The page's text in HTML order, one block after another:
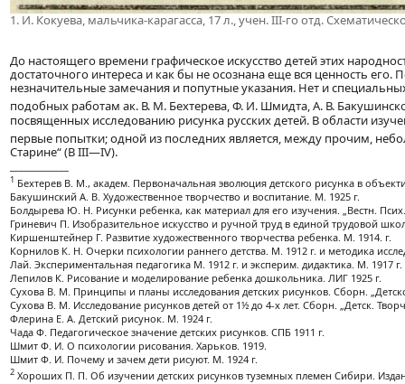
1. И. Кокуева, мальчика-карагасса, 17 л., учен. III-го отд.
До настоящего времени графическое искусство детей этих
достаточного интереса и как бы не осознана еще вся ценность его.
незначительные замечания и попутные указания. Нет и
подобных работам ак. В. М. Бехтерева, Ф. И. Шмидта, А. В.
посвященных исследованию рисунка русских детей. В области
первые попытки; одной из последних является, между прочим,
Старине“ (В III—IV).
1 Бехтерев В. М., академ. Первоначальная эволюция детского рисунка в
Бакушинский А. В. Художественное творчество и воспитание. М. 1925 г.
Болдырева Ю. Н. Рисунки ребенка, как материал для его изучения. „Вестн.
Гриневич П. Изобразительное искусство и ручной труд в единой трудовой
Киршенштейнер Г. Развитие художественного творчества ребенка. М. 1914. г.
Корнилов К. Н. Очерки психологии раннего детства. М. 1912 г. и методика
Лай. Экспериментальная педагогика М. 1912 г. и эксперим. дидактика. М. 1917 г.
Лепилов К. Рисование и моделирование ребенка дошкольника. ЛИГ 1925 г.
Сухова В. М. Принципы и планы исследования детских рисунков. Сборн.
Сухова В. М. Исследование рисунков детей от 1½ до 4-х лет. Сборн. „Детск.
Флерина Е. А. Детский рисунок. М. 1924 г.
Чада Ф. Педагогическое значение детских рисунков. СПБ 1911 г.
Шмит Ф. И. О психологии рисования. Харьков. 1919.
Шмит Ф. И. Почему и зачем дети рисуют. М. 1924 г.
2 Хороших П. П. Об изучении детских рисунков туземных племен Сибири.